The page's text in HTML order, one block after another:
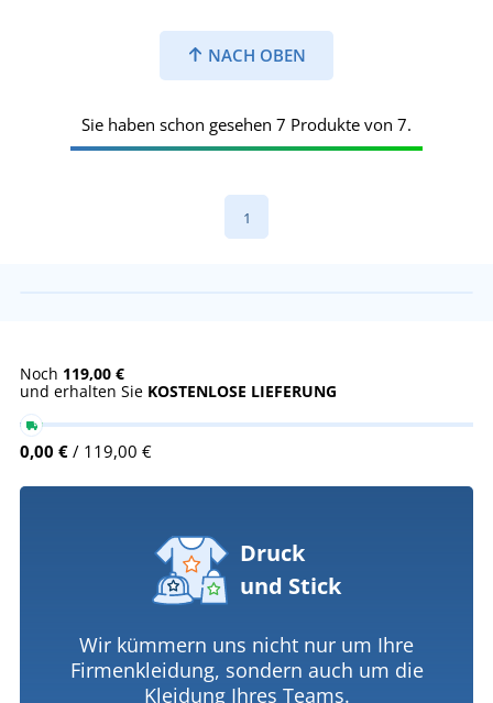
NACH OBEN
Sie haben schon gesehen 7 Produkte von 7.
1
Noch 119,00 €
und erhalten Sie KOSTENLOSE LIEFERUNG
0,00 € / 119,00 €
Druck
und Stick
Wir kümmern uns nicht nur um Ihre
Firmenkleidung, sondern auch um die
Kleidung Ihres Teams.